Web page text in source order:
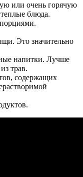
или очень горячую
блюда.
Это значительно
напитки. Лучше
трав.
содержащих